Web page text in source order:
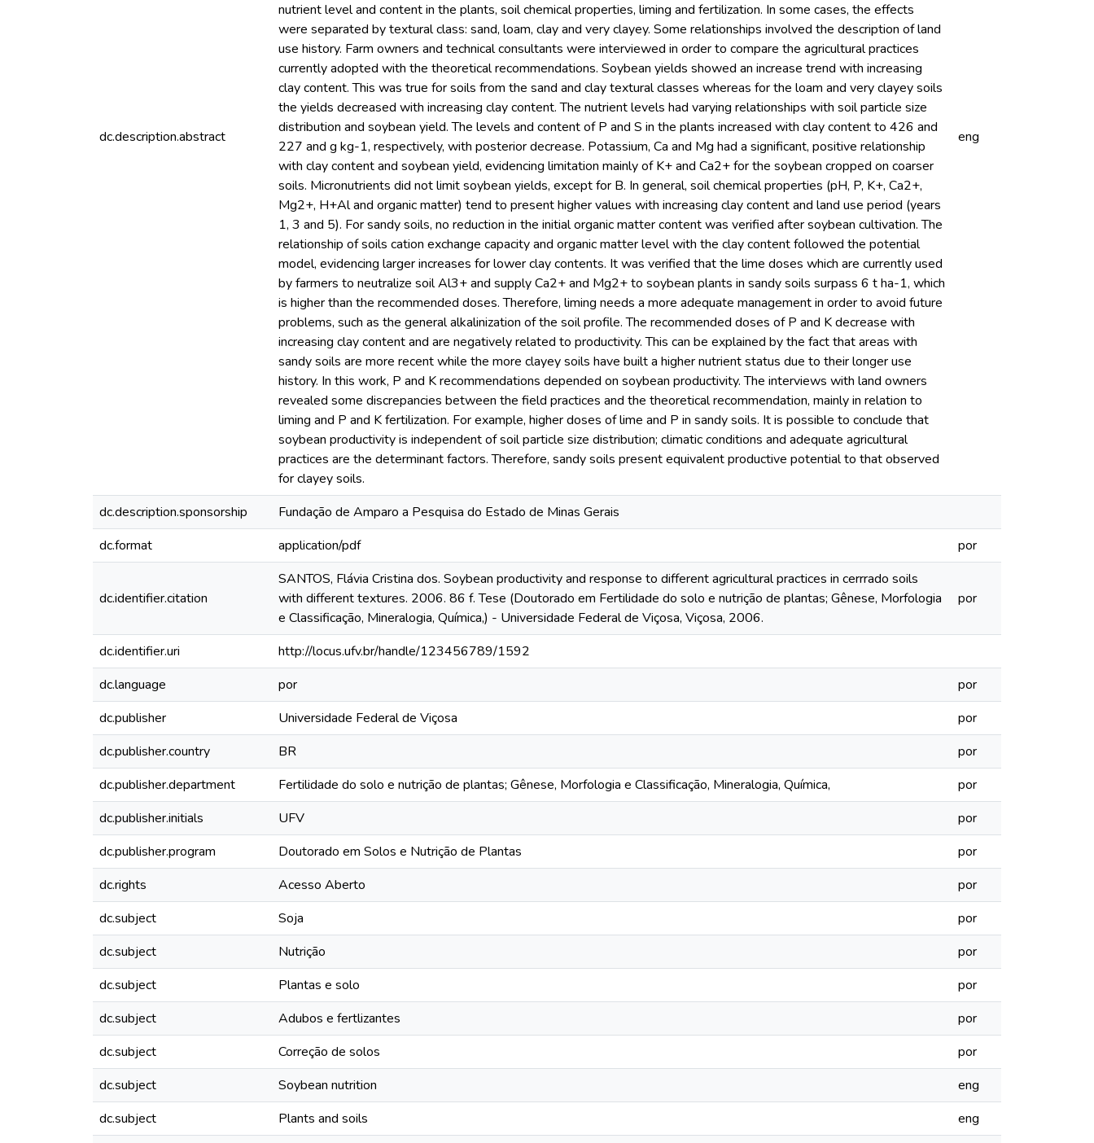
dc.description.abstract
nutrient level and content in the plants, soil chemical properties, liming and fertilization. In some cases, the effects
were separated by textural class: sand, loam, clay and very clayey. Some relationships involved the description of land
use history. Farm owners and technical consultants were interviewed in order to compare the agricultural practices
currently adopted with the theoretical recommendations. Soybean yields showed an increase trend with increasing
clay content. This was true for soils from the sand and clay textural classes whereas for the loam and very clayey soils
the yields decreased with increasing clay content. The nutrient levels had varying relationships with soil particle size
distribution and soybean yield. The levels and content of P and S in the plants increased with clay content to 426 and
227 and g kg-1, respectively, with posterior decrease. Potassium, Ca and Mg had a significant, positive relationship
with clay content and soybean yield, evidencing limitation mainly of K+ and Ca2+ for the soybean cropped on coarser
soils. Micronutrients did not limit soybean yields, except for B. In general, soil chemical properties (pH, P, K+, Ca2+,
Mg2+, H+Al and organic matter) tend to present higher values with increasing clay content and land use period (years
1, 3 and 5). For sandy soils, no reduction in the initial organic matter content was verified after soybean cultivation. The
relationship of soils cation exchange capacity and organic matter level with the clay content followed the potential
model, evidencing larger increases for lower clay contents. It was verified that the lime doses which are currently used
by farmers to neutralize soil Al3+ and supply Ca2+ and Mg2+ to soybean plants in sandy soils surpass 6 t ha-1, which
is higher than the recommended doses. Therefore, liming needs a more adequate management in order to avoid future
problems, such as the general alkalinization of the soil profile. The recommended doses of P and K decrease with
increasing clay content and are negatively related to productivity. This can be explained by the fact that areas with
sandy soils are more recent while the more clayey soils have built a higher nutrient status due to their longer use
history. In this work, P and K recommendations depended on soybean productivity. The interviews with land owners
revealed some discrepancies between the field practices and the theoretical recommendation, mainly in relation to
liming and P and K fertilization. For example, higher doses of lime and P in sandy soils. It is possible to conclude that
soybean productivity is independent of soil particle size distribution; climatic conditions and adequate agricultural
practices are the determinant factors. Therefore, sandy soils present equivalent productive potential to that observed
for clayey soils.
eng
dc.description.sponsorship
Fundação de Amparo a Pesquisa do Estado de Minas Gerais
dc.format
application/pdf por
dc.identifier.citation
SANTOS, Flávia Cristina dos. Soybean productivity and response to different agricultural practices in cerrrado soils
with different textures. 2006. 86 f. Tese (Doutorado em Fertilidade do solo e nutrição de plantas; Gênese, Morfologia
e Classificação, Mineralogia, Química,) - Universidade Federal de Viçosa, Viçosa, 2006.
por
dc.identifier.uri
http://locus.ufv.br/handle/123456789/1592
dc.language
por
por
dc.publisher
Universidade Federal de Viçosa
por
dc.publisher.country
BR
por
dc.publisher.department
Fertilidade do solo e nutrição de plantas; Gênese, Morfologia e Classificação, Mineralogia, Química,
por
dc.publisher.initials
UFV
por
dc.publisher.program
Doutorado em Solos e Nutrição de Plantas
por
dc.rights
Acesso Aberto
por
dc.subject
Soja
por
dc.subject
Nutrição
por
dc.subject
Plantas e solo
por
dc.subject
Adubos e fertlizantes
por
dc.subject
Correção de solos
por
dc.subject
Soybean nutrition
eng
dc.subject
Plants and soils eng